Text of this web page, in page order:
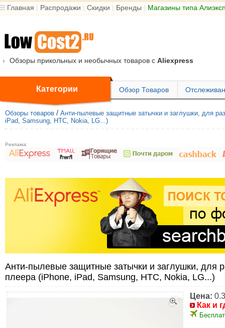
Главная | Распродажи | Скидки | Бренды | Магазины типа
Обзоры прикольных и необычных товаров с Aliexpress
Категории Обзор Товаров
Обзоры товаров / Анти-пылевые защитные затычки и заглушки, для
iPad, Samsung, HTC, Nokia, LG...)
Реклама:
Анти-пылевые защитные затычки и заглушки, для
плеера (iPhone, iPad, Samsung, HTC, Nokia, LG...)
Цена:
Как и